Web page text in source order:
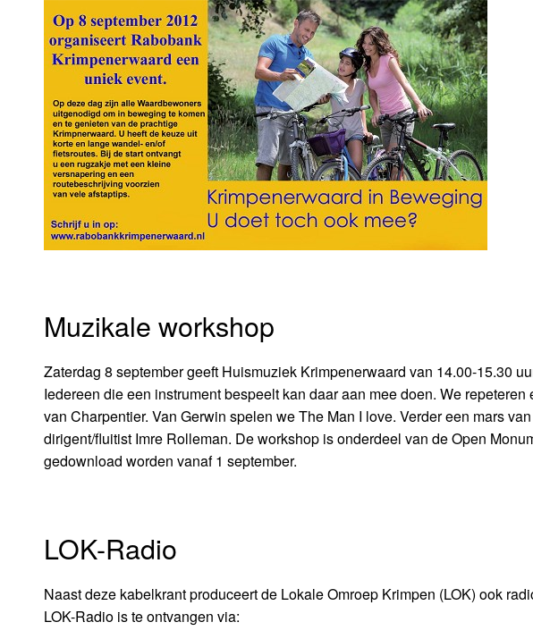
Muzikale workshop
Zaterdag 8 september geeft Huismuziek Krimpenerwaard van 14.00-15.30
Iedereen die een instrument bespeelt kan daar aan mee doen. We
van Charpentier. Van Gerwin spelen we The Man I love. Verder een mars
dirigent/fluitist Imre Rolleman. De workshop is onderdeel van de Open
gedownload worden vanaf 1 september.
LOK-Radio
Naast deze kabelkrant produceert de Lokale Omroep Krimpen (LOK) ook
LOK-Radio is te ontvangen via: